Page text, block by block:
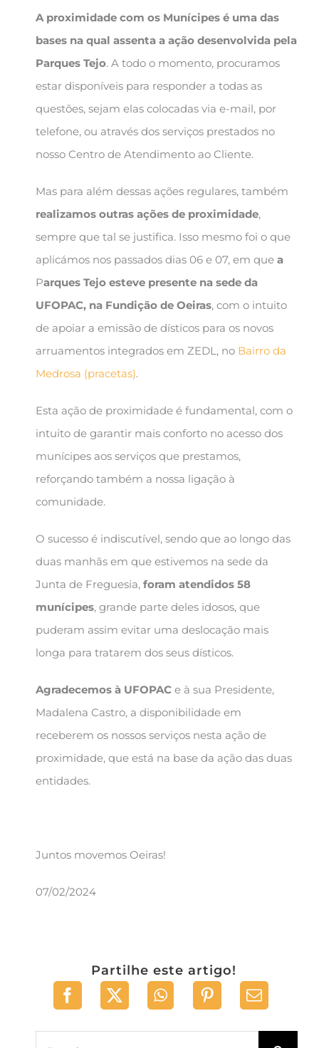
A proximidade com os Munícipes é uma das
bases na qual assenta a ação desenvolvida pela
Parques Tejo. A todo o momento, procuramos
estar disponíveis para responder a todas as
questões, sejam elas colocadas via e-mail, por
telefone, ou através dos serviços prestados no
nosso Centro de Atendimento ao Cliente.
Mas para além dessas ações regulares, também
realizamos outras ações de proximidade,
sempre que tal se justifica. Isso mesmo foi o que
aplicámos nos passados dias 06 e 07, em que a
Parques Tejo esteve presente na sede da
UFOPAC, na Fundição de Oeiras, com o intuito
de apoiar a emissão de dísticos para os novos
arruamentos integrados em ZEDL, no Bairro da
Medrosa (pracetas).
Esta ação de proximidade é fundamental, com o
intuito de garantir mais conforto no acesso dos
munícipes aos serviços que prestamos,
reforçando também a nossa ligação à
comunidade.
O sucesso é indiscutível, sendo que ao longo das
duas manhãs em que estivemos na sede da
Junta de Freguesia, foram atendidos 58
munícipes, grande parte deles idosos, que
puderam assim evitar uma deslocação mais
longa para tratarem dos seus dísticos.
Agradecemos à UFOPACe à sua Presidente,
Madalena Castro, a disponibilidade em
receberem os nossos serviços nesta ação de
proximidade, que está na base da ação das duas
entidades.
Juntos movemos Oeiras!
07/02/2024
Partilhe este artigo!